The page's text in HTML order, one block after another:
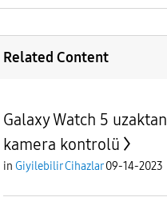
Related Content
Galaxy Watch 5 uzaktan
kamera kontrolü
in Giyilebilir Cihazlar 09-14-2023